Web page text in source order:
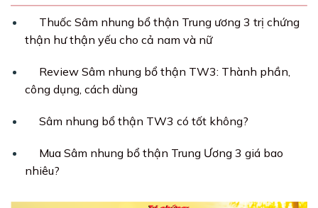
Thuốc Sâm nhung bổ thận Trung ương 3 trị chứng
thận hư thận yếu cho cả nam và nữ
Review Sâm nhung bổ thận TW3: Thành phần,
công dụng, cách dùng
Sâm nhung bổ thận TW3 có tốt không?
Mua Sâm nhung bổ thận Trung Ương 3 giá bao
nhiêu?